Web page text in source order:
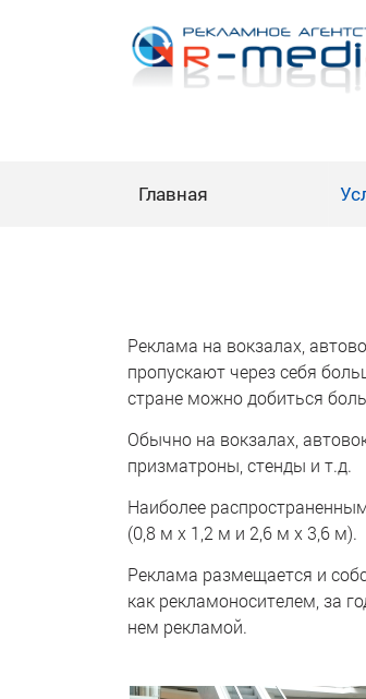
Главная
Реклама на вокзалах,
пропускают через себя
стране можно добиться
Обычно на вокзалах,
призматроны, стенды и т.д.
Наиболее
(0,8 м х 1,2 м и 2,6 м х 3,6 м).
Реклама размещается и
как рекламоносителем, за
нем рекламой.